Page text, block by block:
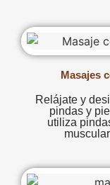
Masajes
Relájate y
pindas y
utiliza